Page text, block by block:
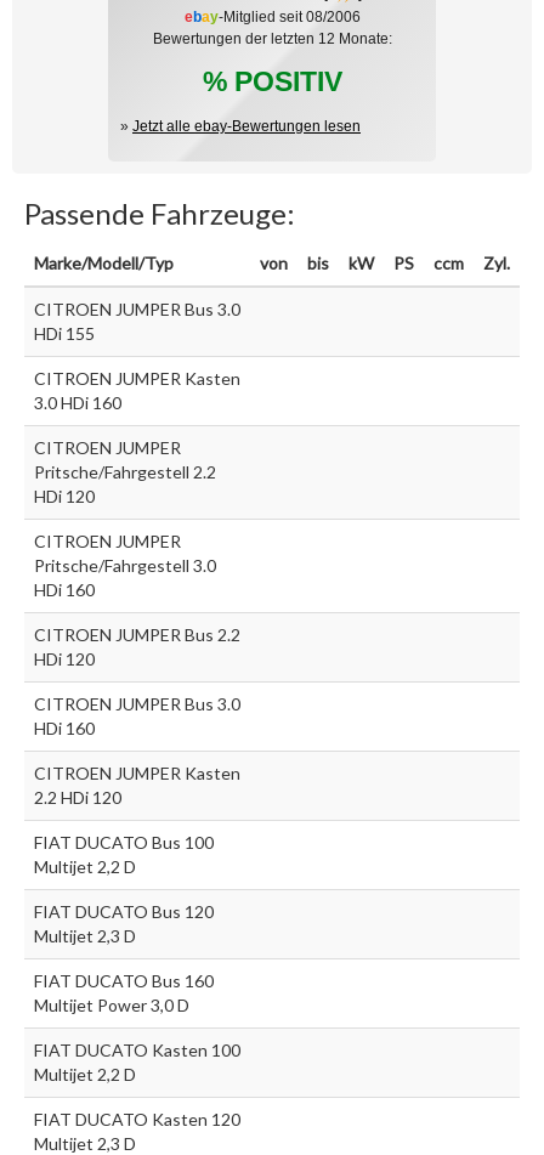
ebay-Mitglied seit 08/2006
Bewertungen der letzten 12 Monate:
% POSITIV
» Jetzt alle ebay-Bewertungen lesen
Passende Fahrzeuge:
Marke/Modell/Typ von bis kW PS ccm Zyl.
CITROEN JUMPER Bus 3.0
HDi 155
CITROEN JUMPER Kasten
3.0 HDi 160
CITROEN JUMPER
Pritsche/Fahrgestell 2.2
HDi 120
CITROEN JUMPER
Pritsche/Fahrgestell 3.0
HDi 160
CITROEN JUMPER Bus 2.2
HDi 120
CITROEN JUMPER Bus 3.0
HDi 160
CITROEN JUMPER Kasten
2.2 HDi 120
FIAT DUCATO Bus 100
Multijet 2,2 D
FIAT DUCATO Bus 120
Multijet 2,3 D
FIAT DUCATO Bus 160
Multijet Power 3,0 D
FIAT DUCATO Kasten 100
Multijet 2,2 D
FIAT DUCATO Kasten 120
Multijet 2,3 D